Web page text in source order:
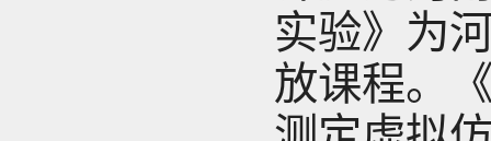
实验》为
放课程。